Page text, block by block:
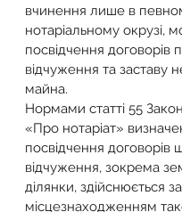
вчинення лише в
нотаріальному окрузі,
посвідчення договорів
відчуження та заставу
майна.
Нормами статті 55
«Про нотаріат»
посвідчення договорів
відчуження, зокрема
ділянки, здійснюється за
місцезнаходженням